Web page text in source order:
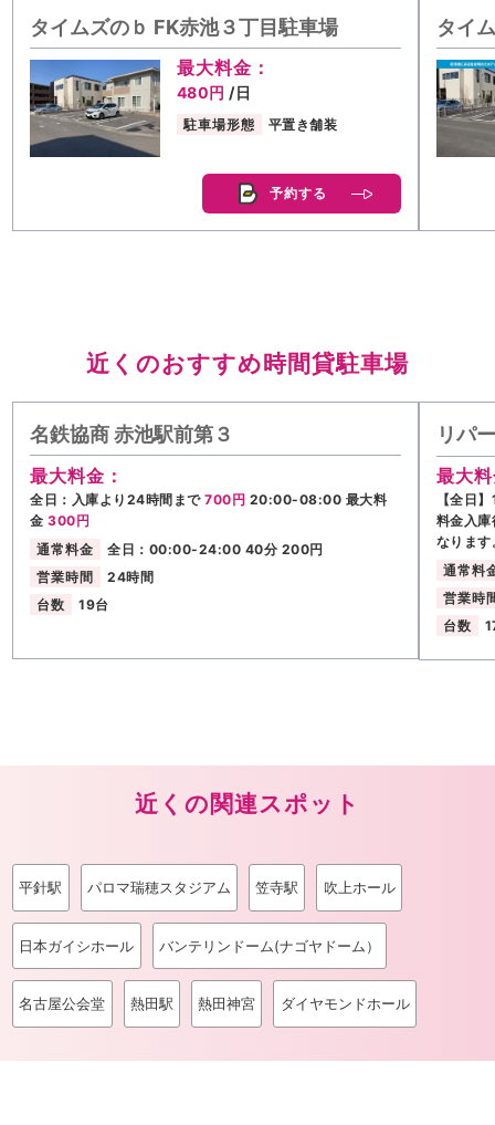
タイムズのｂ FK赤池３丁目駐車場
最大料金：
480円 /日
駐車場形態 平置き舗装
予約する
タイ
近くのおすすめ時間貸駐車場
名鉄協商 赤池駅前第３
最大料金：
全日：入庫より24時間まで700円 20:00-08:00 最大料
金300円
通常料金
全日：00:00-24:00 40分 200円
営業時間
24時間
台数
19台
リパ
最大
【全日
料金入
なります
通常料
営業時
台数
近くの関連スポット
平針駅 パロマ瑞穂スタジアム 笠寺駅 吹上ホール
日本ガイシホール バンテリンドーム(ナゴヤドーム）
名古屋公会堂 熱田駅 熱田神宮 ダイヤモンドホール